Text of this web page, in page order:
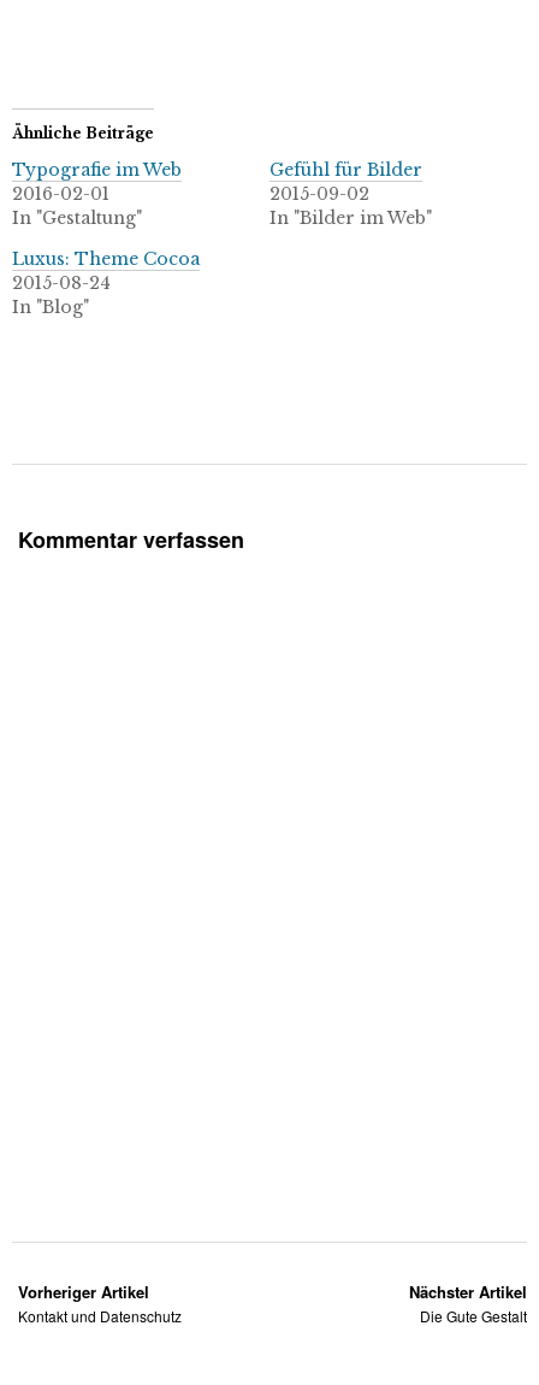
Ähnliche Beiträge
Typografie im Web
2016-02-01
In "Gestaltung"
Gefühl für Bilder
2015-09-02
In "Bilder im Web"
Luxus: Theme Cocoa
2015-08-24
In "Blog"
Kommentar verfassen
Vorheriger Artikel
Kontakt und Datenschutz
Nächster Artikel
Die Gute Gestalt